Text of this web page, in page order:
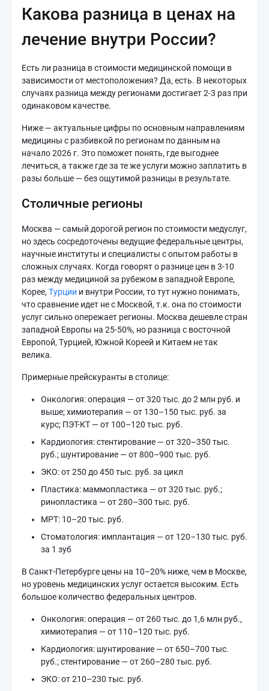
Какова разница в ценах на
лечение внутри России?
Есть ли разница в стоимости медицинской помощи в
зависимости от местоположения? Да, есть. В некоторых
случаях разница между регионами достигает 2-3 раз при
одинаковом качестве.
Ниже — актуальные цифры по основным направлениям
медицины с разбивкой по регионам по данным на
начало 2026 г. Это поможет понять, где выгоднее
лечиться, а также где за те же услуги можно заплатить в
разы больше — без ощутимой разницы в результате.
Столичные регионы
Москва — самый дорогой регион по стоимости медуслуг,
но здесь сосредоточены ведущие федеральные центры,
научные институты и специалисты с опытом работы в
сложных случаях. Когда говорят о разнице цен в 3-10
раз между медициной за рубежом в западной Европе,
Корее, Турции и внутри России, то тут нужно понимать,
что сравнение идет не с Москвой, т.к. она по стоимости
услуг сильно опережает регионы. Москва дешевле стран
западной Европы на 25-50%, но разница с восточной
Европой, Турцией, Южной Кореей и Китаем не так
велика.
Примерные прейскуранты в столице:
Онкология: операция — от 320 тыс. до 2 млн руб. и
выше; химиотерапия — от 130–150 тыс. руб. за
курс; ПЭТ-КТ — от 100–120 тыс. руб.
Кардиология: стентирование — от 320–350 тыс.
руб.; шунтирование — от 800–900 тыс. руб.
ЭКО: от 250 до 450 тыс. руб. за цикл
Пластика: маммопластика — от 320 тыс. руб.;
ринопластика — от 280–300 тыс. руб.
МРТ: 10–20 тыс. руб.
Стоматология: имплантация — от 120–130 тыс. руб.
за 1 зуб
В Санкт-Петербурге цены на 10–20% ниже, чем в Москве,
но уровень медицинских услуг остается высоким. Есть
большое количество федеральных центров.
Онкология: операция — от 260 тыс. до 1,6 млн руб.,
химиотерапия — от 110–120 тыс. руб.
Кардиология: шунтирование — от 650–700 тыс.
руб.; стентирование — от 260–280 тыс. руб.
ЭКО: от 210–230 тыс. руб.